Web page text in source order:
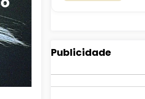
Publicidade